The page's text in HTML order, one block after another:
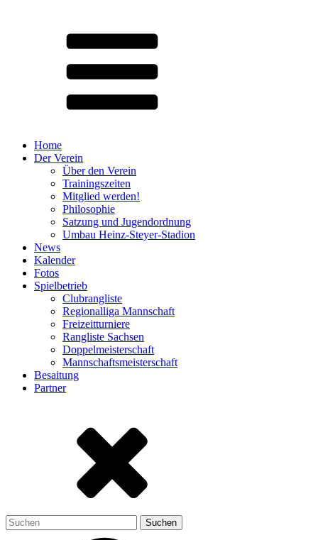
Home
Der Verein
Über den Verein
Trainingszeiten
Mitglied werden!
Philosophie
Satzung und Jugendordnung
Umbau Heinz-Steyer-Stadion
News
Kalender
Fotos
Spielbetrieb
Clubrangliste
Regionalliga Mannschaft
Freizeitturniere
Rangliste Sachsen
Doppelmeisterschaft
Mannschaftsmeisterschaft
Besaitung
Partner
Suchen
nach: